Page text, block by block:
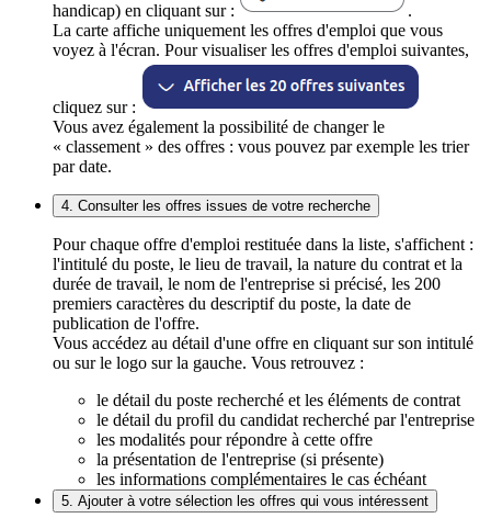
handicap) en cliquant sur :
.
La carte affiche uniquement les offres d'emploi que vous
voyez à l'écran. Pour visualiser les offres d'emploi suivantes,
cliquez sur :
Vous avez également la possibilité de changer le
« classement » des offres : vous pouvez par exemple les trier
par date.
4. Consulter les offres issues de votre recherche
Pour chaque offre d'emploi restituée dans la liste, s'affichent :
l'intitulé du poste, le lieu de travail, la nature du contrat et la
durée de travail, le nom de l'entreprise si précisé, les 200
premiers caractères du descriptif du poste, la date de
publication de l'offre.
Vous accédez au détail d'une offre en cliquant sur son intitulé
ou sur le logo sur la gauche. Vous retrouvez :
le détail du poste recherché et les éléments de contrat
le détail du profil du candidat recherché par l'entreprise
les modalités pour répondre à cette offre
la présentation de l'entreprise (si présente)
les informations complémentaires le cas échéant
5. Ajouter à votre sélection les offres qui vous intéressent